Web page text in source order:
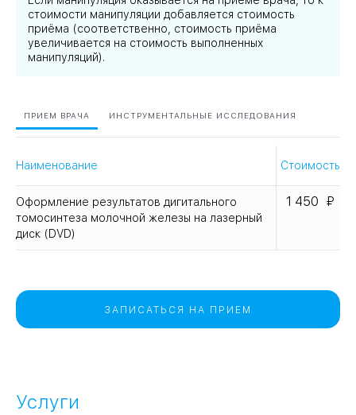
стоимости манипуляции добавляется стоимость
приёма (соответственно, стоимость приёма
увеличивается на стоимость выполненных
манипуляций).
ПРИЕМ ВРАЧА ИНСТРУМЕНТАЛЬНЫЕ ИССЛЕДОВАНИЯ
Наименование Стоимость
Оформление результатов дигитального
томосинтеза молочной железы на лазерный
диск (DVD)
1 450
ЗАПИСАТЬСЯ НА ПРИЕМ
Услуги